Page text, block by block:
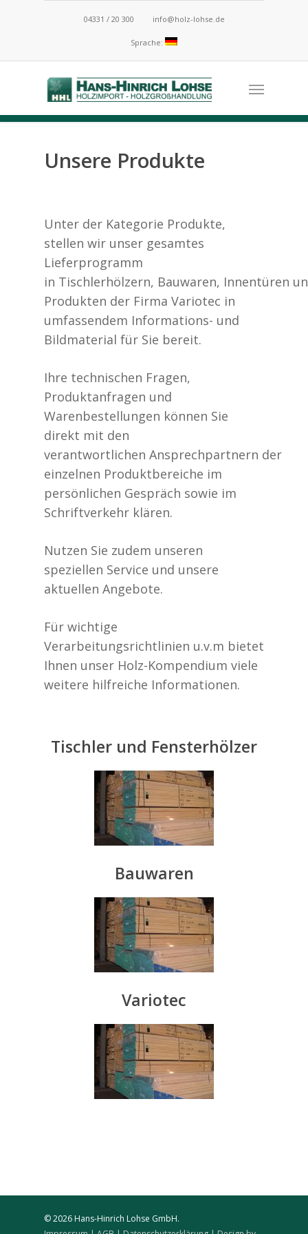
04331 / 20 300 info@holz-lohse.de
Sprache:
Unsere Produkte
Unter der Kategorie Produkte,
stellen wir unser gesamtes
Lieferprogramm
in Tischlerhölzern, Bauwaren, Innentüren
Produkten der Firma Variotec in
umfassendem Informations- und
Bildmaterial für Sie bereit.
Ihre technischen Fragen,
Produktanfragen und
Warenbestellungen können Sie
direkt mit den
verantwortlichen Ansprechpartnern der
einzelnen Produktbereiche im
persönlichen Gespräch sowie im
Schriftverkehr klären.
Nutzen Sie zudem unseren
speziellen Service und unsere
aktuellen Angebote.
Für wichtige
Verarbeitungsrichtlinien u.v.m bietet
Ihnen unser Holz-Kompendium viele
weitere hilfreiche Informationen.
Tischler und Fensterhölzer
Bauwaren
Variotec
© 2026 Hans-Hinrich Lohse GmbH.